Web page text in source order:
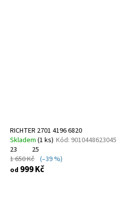
RICHTER 2701 4196 6820
Skladem (1 ks) Kód: 9010448623045
23
25
1 650 Kč (–39 %)
od 999 Kč